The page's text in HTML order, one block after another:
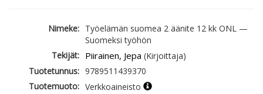
Nimeke: Työelämän suomea 2 äänite 12 kk ONL —
Suomeksi työhön
Tekijät: Piirainen, Jepa (Kirjoittaja)
Tuotetunnus: 9789511439370
Tuotemuoto: Verkkoaineisto